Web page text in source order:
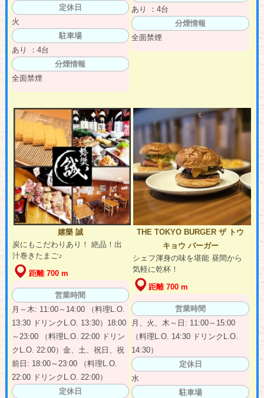
定休日
火
駐車場
あり ：4台
分煙情報
全面禁煙
あり ：4台
分煙情報
全面禁煙
嬉樂 誠
炭にもこだわりあり！ 絶品！出
汁巻きたまご♪
距離 700 m
営業時間
月～木: 11:00～14:00 （料理L.O.
13:30 ドリンクL.O. 13:30）18:00
～23:00 （料理L.O. 22:00 ドリン
クL.O. 22:00）金、土、祝日、祝
前日: 18:00～23:00 （料理L.O.
22:00 ドリンクL.O. 22:00）
定休日
THE TOKYO BURGER ザ トウ
キョウ バーガー
シェフ渾身の味を堪能 昼間から
気軽に乾杯！
距離 700 m
営業時間
月、火、木～日: 11:00～15:00
（料理L.O. 14:30 ドリンクL.O.
14:30）
定休日
水
駐車場